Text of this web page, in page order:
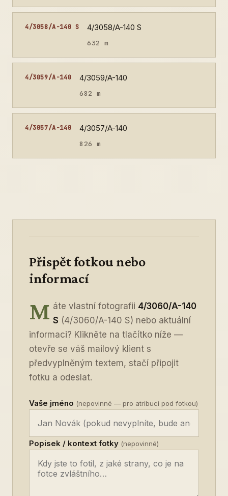
4/3058/A-140 S 4/3058/A-140 S
632 m
4/3059/A-140 4/3059/A-140
682 m
4/3057/A-140 4/3057/A-140
826 m
Přispět fotkou nebo
informací
M áte vlastní fotografii 4/3060/A-140
S (4/3060/A-140 S) nebo aktuální
informaci? Klikněte na tlačítko níže —
otevře se váš mailový klient s
předvyplněným textem, stačí připojit
fotku a odeslat.
Vaše jméno (nepovinné — pro atribuci pod fotkou)
Popisek / kontext fotky (nepovinné)